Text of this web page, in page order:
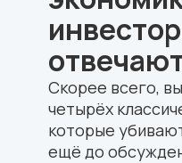
Скорее всего,
четырёх
которые
ещё до